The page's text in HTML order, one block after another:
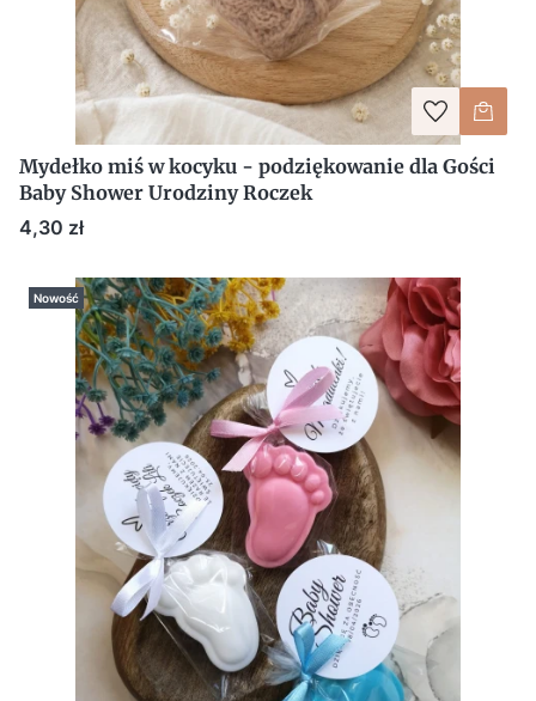
Mydełko miś w kocyku - podziękowanie dla Gości
Baby Shower Urodziny Roczek
Cena
4,30 zł
Nowość